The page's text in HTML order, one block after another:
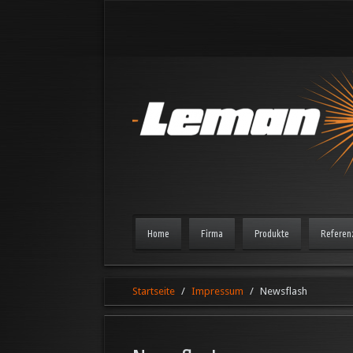
Home Firma Produkte
Startseite Impressum Newsflash